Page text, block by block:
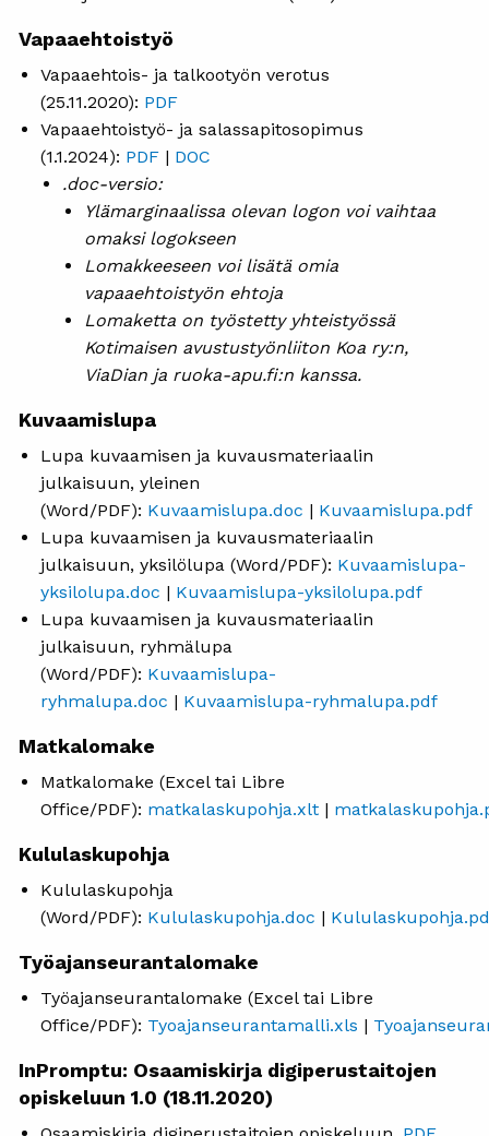
Vapaaehtoistyö
Vapaaehtois- ja talkootyön verotus
(25.11.2020): PDF
Vapaaehtoistyö- ja salassapitosopimus
(1.1.2024): PDF | DOC
.doc-versio:
Ylämarginaalissa olevan logon voi vaihtaa
omaksi logokseen
Lomakkeeseen voi lisätä omia
vapaaehtoistyön ehtoja
Lomaketta on työstetty yhteistyössä
Kotimaisen avustustyönliiton Koa ry:n,
ViaDian ja ruoka-apu.fi:n kanssa.
Kuvaamislupa
Lupa kuvaamisen ja kuvausmateriaalin
julkaisuun, yleinen
(Word/PDF): Kuvaamislupa.doc | Kuvaamislupa.pdf
Lupa kuvaamisen ja kuvausmateriaalin
julkaisuun, yksilölupa (Word/PDF): Kuvaamislupa-
yksilolupa.doc | Kuvaamislupa-yksilolupa.pdf
Lupa kuvaamisen ja kuvausmateriaalin
julkaisuun, ryhmälupa
(Word/PDF): Kuvaamislupa-
ryhmalupa.doc | Kuvaamislupa-ryhmalupa.pdf
Matkalomake
Matkalomake (Excel tai Libre
Office/PDF): matkalaskupohja.xlt |
Kululaskupohja
Kululaskupohja
(Word/PDF): Kululaskupohja.doc |
Työajanseurantalomake
Työajanseurantalomake (Excel tai Libre
Office/PDF): Tyoajanseurantamalli.xls |
InPromptu: Osaamiskirja digiperustaitojen
opiskeluun 1.0 (18.11.2020)